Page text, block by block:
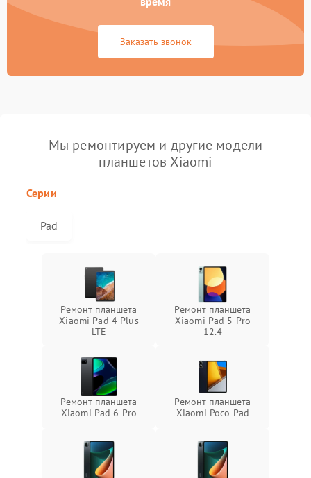
Заказать звонок
Мы ремонтируем и другие модели
планшетов Xiaomi
Серии
Pad
Ремонт планшета
Xiaomi Pad 4 Plus
LTE
Ремонт планшета
Xiaomi Pad 5 Pro
12.4
Ремонт планшета
Xiaomi Pad 6 Pro
Ремонт планшета
Xiaomi Poco Pad